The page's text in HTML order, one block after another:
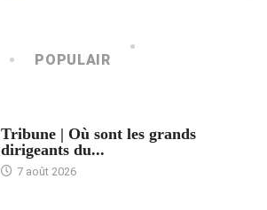
POPULAIR
Tribune | Où sont les grands
dirigeants du...
7 août 2026